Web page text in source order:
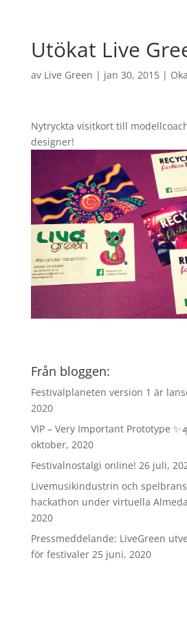
Utökat Live
av Live Green | jan 30, 2015|
Nytryckta visitkort till
designer!
Från bloggen:
Festivalplaneten version 1 är
2020
VIP – Very Important Prototype
oktober, 2020
Festivalnostalgi online! 26 juli,
Livemusikindustrin och
hackathon under virtuella
2020
Pressmeddelande: LiveGreen
för festivaler 25 juni, 2020